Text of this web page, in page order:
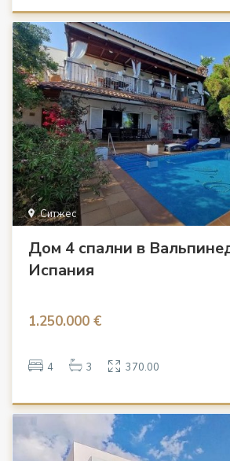
Ситжес
Дом 4 спални в
Испания
1.250.000 €
4 3 370.00